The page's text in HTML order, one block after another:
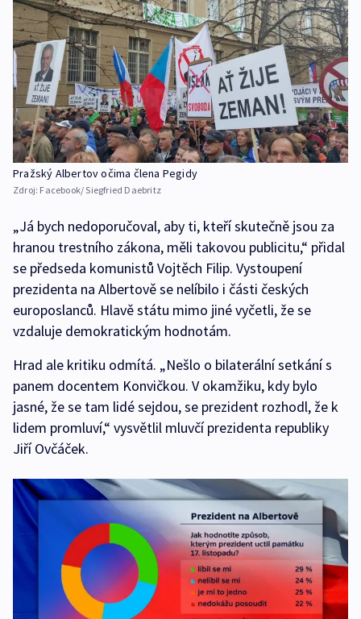
Pražský Albertov očima člena Pegidy
Zdroj: Facebook/ Siegfried Daebritz
„Já bych nedoporučoval, aby ti, kteří skutečně jsou za
hranou trestního zákona, měli takovou publicitu,“ přidal
se předseda komunistů Vojtěch Filip. Vystoupení
prezidenta na Albertově se nelíbilo i části českých
europoslanců. Hlavě státu mimo jiné vyčetli, že se
vzdaluje demokratickým hodnotám.
Hrad ale kritiku odmítá. „Nešlo o bilaterální setkání s
panem docentem Konvičkou. V okamžiku, kdy bylo
jasné, že se tam lidé sejdou, se prezident rozhodl, že k
lidem promluví,“ vysvětlil mluvčí prezidenta republiky
Jiří Ovčáček.